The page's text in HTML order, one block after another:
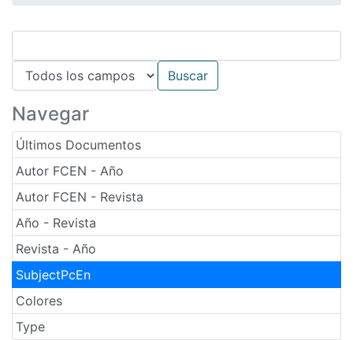
Navegar
Últimos Documentos
Autor FCEN - Año
Autor FCEN - Revista
Año - Revista
Revista - Año
SubjectPcEn
Colores
Type